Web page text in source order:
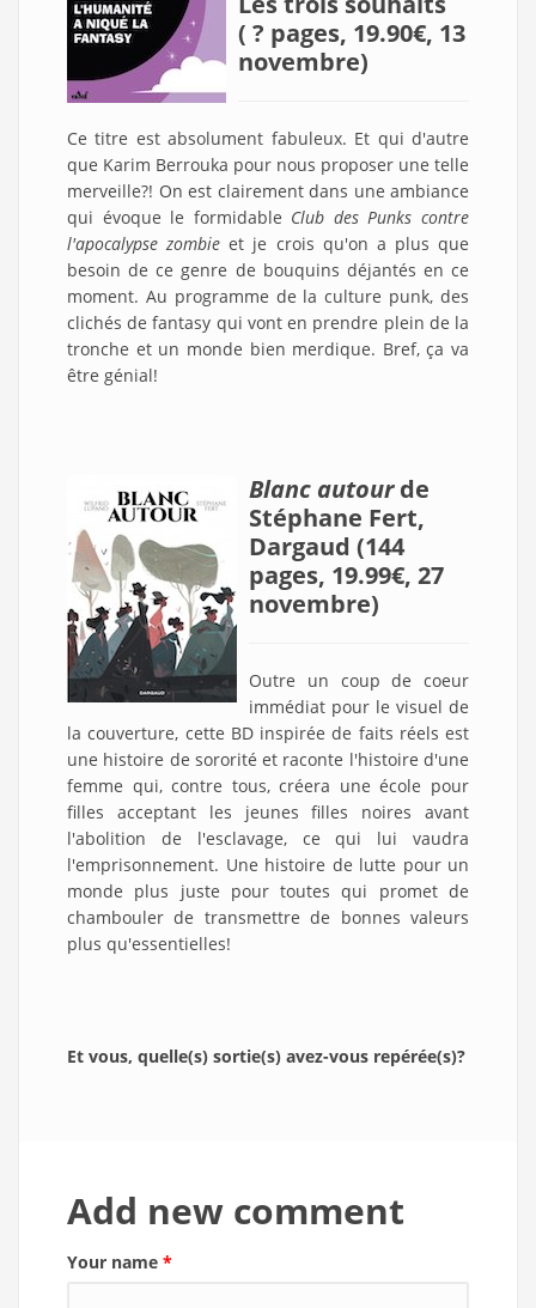
( ? pages, 19.90€, 13
novembre)
Ce titre est absolument fabuleux. Et qui d'autre
que Karim Berrouka pour nous proposer une telle
merveille?! On est clairement dans une ambiance
qui évoque le formidable Club des Punks contre
l'apocalypse zombie et je crois qu'on a plus que
besoin de ce genre de bouquins déjantés en ce
moment. Au programme de la culture punk, des
clichés de fantasy qui vont en prendre plein de la
tronche et un monde bien merdique. Bref, ça va
être génial!
Blanc autourde
Stéphane Fert,
Dargaud (144
pages, 19.99€, 27
novembre)
Outre un coup de coeur
immédiat pour le visuel de
la couverture, cette BD inspirée de faits réels est
une histoire de sororité et raconte l'histoire d'une
femme qui, contre tous, créera une école pour
filles acceptant les jeunes filles noires avant
l'abolition de l'esclavage, ce qui lui vaudra
l'emprisonnement. Une histoire de lutte pour un
monde plus juste pour toutes qui promet de
chambouler de transmettre de bonnes valeurs
plus qu'essentielles!
Et vous, quelle(s) sortie(s) avez-vous repérée(s)?
Add new comment
Your name *